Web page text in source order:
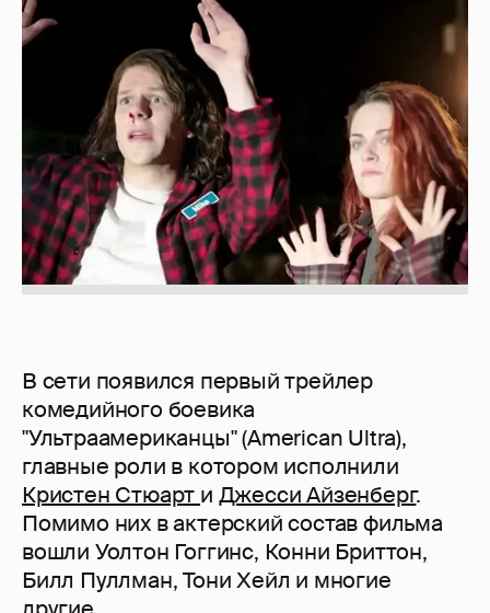
В сети появился первый трейлер
комедийного боевика
"Ультраамериканцы" (American Ultra),
главные роли в котором исполнили
Кристен Стюарт и Джесси Айзенберг.
Помимо них в актерский состав фильма
вошли Уолтон Гоггинс, Конни Бриттон,
Билл Пуллман, Тони Хейл и многие